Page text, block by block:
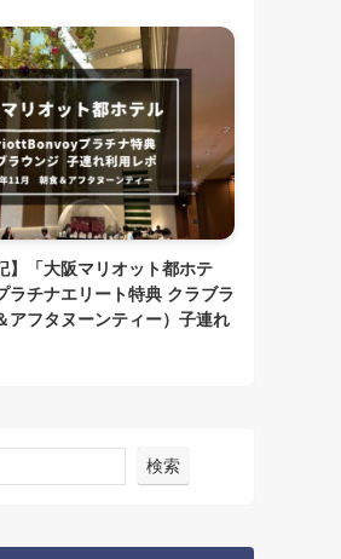
】「大阪マリオット都ホテ
ラチナエリート特典 クラブラ
アフタヌーンティー）子連れ
検索